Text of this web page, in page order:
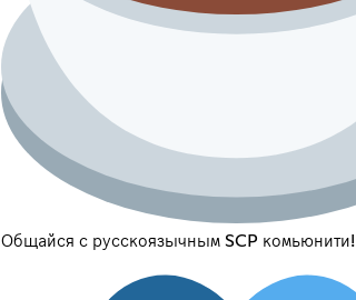
Общайся с русскоязычным SCP комьюнити!